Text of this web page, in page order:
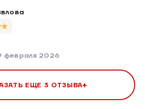
февраля 2026
ЕЩЕ 3 ОТЗЫВА